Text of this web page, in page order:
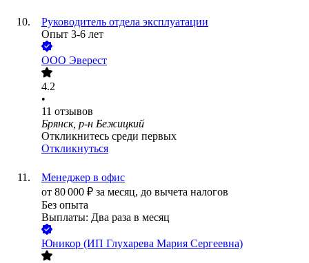
Руководитель отдела эксплуатации
Опыт 3-6 лет
ООО Эверест
4.2
•
11 отзывов
Брянск, р-н Бежицкий
Откликнитесь среди первых
Откликнуться
Менеджер в офис
от 80 000 ₽ за месяц, до вычета налогов
Без опыта
Выплаты: Два раза в месяц
Юникор (ИП Глухарева Мария Сергеевна)